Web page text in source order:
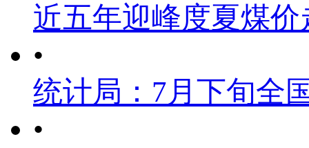
近五年迎峰度夏煤价
•
统计局：7月下旬全
•